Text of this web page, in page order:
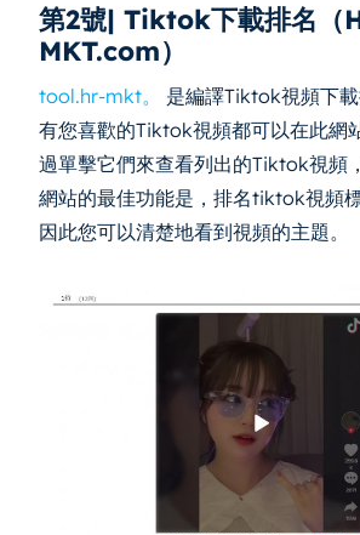
第2號| Tiktok下載排名（
MKT.com）
tool.hr-mkt。 是編譯Tiktok視頻下
有您喜歡的Tiktok視頻都可以在此網
過單擊它們來查看列出的Tiktok視頻
網站的最佳功能是，排名tiktok視頻
因此您可以清楚地看到視頻的主題。